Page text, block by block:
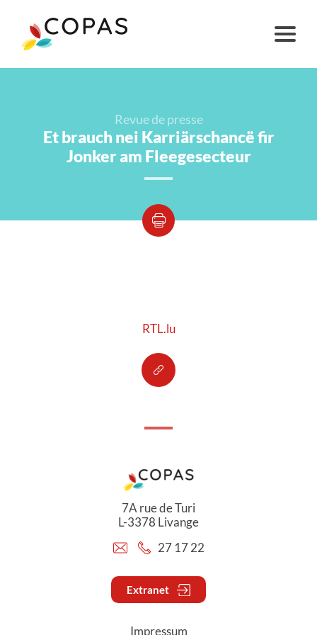
Revue de presse
Et brauch nei Karriärschancë fir
Jonker am Fleegesecteur
RTL.lu
7A rue de Turi
L-3378 Livange
27 17 22
Extranet
Impressum